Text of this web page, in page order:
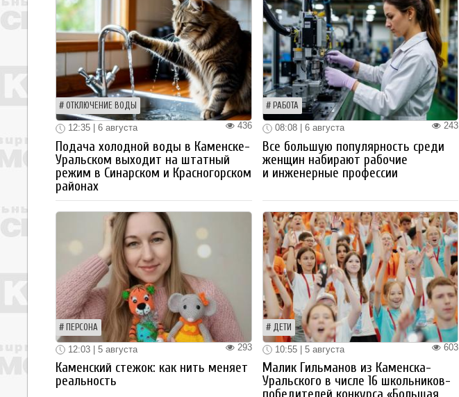
ОТКЛЮЧЕНИЕ ВОДЫ
436
12:35 | 6 августа
Подача холодной воды в Каменске-
Уральском выходит на штатный
режим в Синарском и Красногорском
районах
РАБОТА
243
08:08 | 6 августа
Все большую популярность среди
женщин набирают рабочие
и инженерные профессии
ПЕРСОНА
293
12:03 | 5 августа
Каменский стежок: как нить меняет
реальность
ДЕТИ
603
10:55 | 5 августа
Малик Гильманов из Каменска-
Уральского в числе 16 школьников-